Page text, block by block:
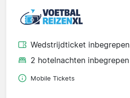
Wedstrijdticket inbegrepen
2 hotelnachten inbegrepen
Mobile Tickets